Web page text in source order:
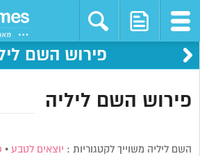
פירוש השם
פירוש השם ליליה
השם ליליה משוייך לקטגוריות : יוצאים לטבע •